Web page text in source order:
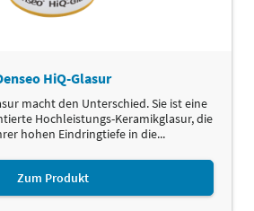
HiQ-Glasur
macht den Unterschied. Sie ist eine
Hochleistungs-Keramikglasur, die
hohen Eindringtiefe in die...
Zum Produkt